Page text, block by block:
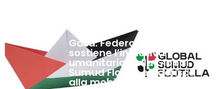
Gaza: Federconsumatori
sostiene l’iniziativa
umanitaria della Global
Sumud Flotilla e aderisce
alla mobilitazione